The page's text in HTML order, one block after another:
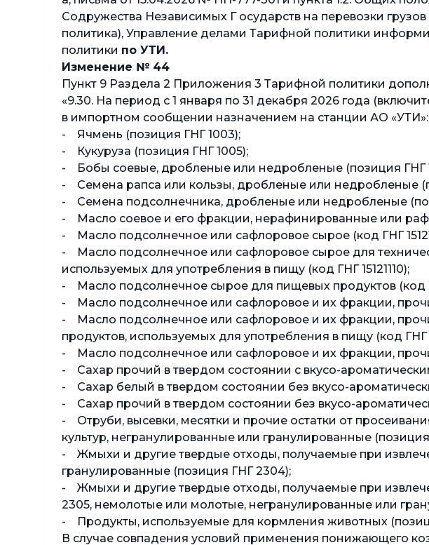
Содружества Независимых Г осударств на перевозки
политика), Управление делами Тарифной политики
политики по УТИ.
Изменение № 44
Пункт 9 Раздела 2 Приложения 3 Тарифной политики
«9.30. На период с 1 января по 31 декабря 2026 года
в импортном сообщении назначением на станции АО «УТИ»:
- Ячмень (позиция ГНГ 1003);
- Кукуруза (позиция ГНГ 1005);
- Бобы соевые, дробленые или недробленые (позиция ГНГ
- Семена рапса или кользы, дробленые или недробленые
- Семена подсолнечника, дробленые или недробленые
- Масло соевое и его фракции, нерафинированные или
- Масло подсолнечное или сафлоровое сырое (код ГНГ
- Масло подсолнечное или сафлоровое сырое для
используемых для употребления в пищу (код ГНГ 15121110);
- Масло подсолнечное сырое для пищевых продуктов (код
- Масло подсолнечное или сафлоровое и их фракции,
- Масло подсолнечное или сафлоровое и их фракции,
продуктов, используемых для употребления в пищу (код ГНГ
- Масло подсолнечное или сафлоровое и их фракции,
- Сахар прочий в твердом состоянии с вкусо-
- Сахар белый в твердом состоянии без вкусо-
- Сахар прочий в твердом состоянии без вкусо-
- Отруби, высевки, месятки и прочие остатки от
культур, негранулированные или гранулированные
- Жмыхи и другие твердые отходы, получаемые при
гранулированные (позиция ГНГ 2304);
- Жмыхи и другие твердые отходы, получаемые при
2305, немолотые или молотые, негранулированные или
- Продукты, используемые для кормления животных
В случае совпадения условий применения понижающего